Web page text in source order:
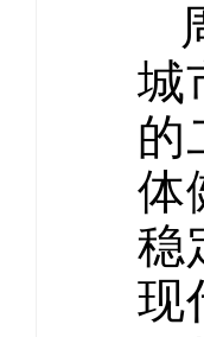
城
的
体
稳
现